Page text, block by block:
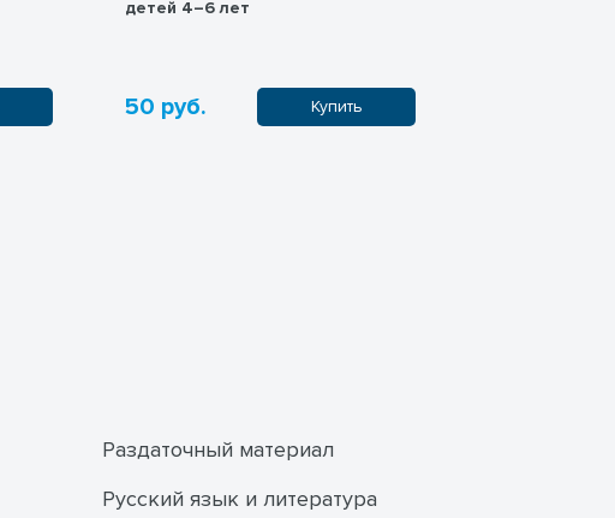
детей 4–6 лет
50 руб. Купить
Раздаточный материал
Русский язык и литература